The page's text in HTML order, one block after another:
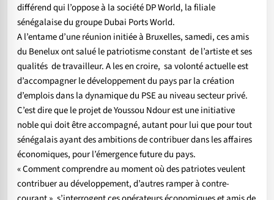
différend qui l’oppose à la société DP World, la filiale
sénégalaise du groupe Dubai Ports World.
A l’entame d’une réunion initiée à Bruxelles, samedi, ces amis
du Benelux ont salué le patriotisme constant de l’artiste et ses
qualités de travailleur. A les en croire, sa volonté actuelle est
d’accompagner le développement du pays par la création
d’emplois dans la dynamique du PSE au niveau secteur privé.
C’est dire que le projet de Youssou Ndour est une initiative
noble qui doit être accompagné, autant pour lui que pour tout
sénégalais ayant des ambitions de contribuer dans les affaires
économiques, pour l’émergence future du pays.
« Comment comprendre au moment où des patriotes veulent
contribuer au développement, d’autres ramper à contre-